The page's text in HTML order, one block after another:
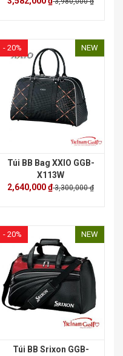
- 20% NEW
Túi BB Bag XXIO GGB-
X113W
2,640,000 ₫3,300,000 ₫
- 20% NEW
Túi BB Srixon GGB-